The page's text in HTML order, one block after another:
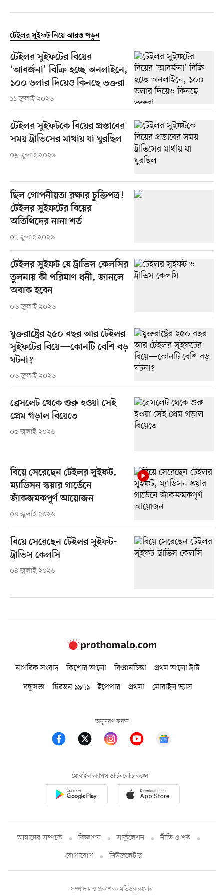
টেইলর সুইফট নিয়ে আরও পড়ুন
টেইলর সুইফটের বিয়ের
‘আবর্জনা’ বিক্রি হচ্ছে অনলাইনে,
১০০ ডলার দিয়েও কিনছে ভক্তরা
১১ জুলাই ২০২৬
টেইলর সুইফটকে বিয়ের প্রস্তাবের
সময় ট্রাভিসের মাথায় যা ঘুরছিল
০৯ জুলাই ২০২৬
ছিল গোপনীয়তা রক্ষার চুক্তিপত্র!
টেইলর সুইফটের বিয়ের
অতিথিদের নানা শর্ত
০৭ জুলাই ২০২৬
টেইলর সুইফট যে ট্রাভিস কেলসির
তুলনায় কী পরিমাণ ধনী, জানলে
অবাক হবেন
০৬ জুলাই ২০২৬
যুক্তরাষ্ট্রের ২৫০ বছর আর টেইলর
সুইফটের বিয়ে—কোনটি বেশি বড়
ঘটনা?
০৬ জুলাই ২০২৬
ব্রেসলেট থেকে শুরু হওয়া সেই
প্রেম গড়াল বিয়েতে
০৫ জুলাই ২০২৬
বিয়ে সেরেছেন টেইলর সুইফট,
ম্যাডিসন স্কয়ার গার্ডেনে
জাঁকজমকপূর্ণ আয়োজন
০৪ জুলাই ২০২৬
বিয়ে সেরেছেন টেইলর সুইফট-
ট্রাভিস কেলসি
০৪ জুলাই ২০২৬
নাগরিক সংবাদ কিশোর আলো বিজ্ঞানচিন্তা
প্রথম আলো ট্রাস্ট
বন্ধুসভা
চিরন্তন ১৯৭১ ইপেপার প্রথমা মোবাইল ভ্যাস
অনুসরণ করুন
মোবাইল অ্যাপস ডাউনলোড করুন
আমাদের সম্পর্কে বিজ্ঞাপন সার্কুলেশন
নীতি ও শর্ত
যোগাযোগ
নিউজলেটার
সম্পাদক ও প্রকাশক: মতিউর রহমান